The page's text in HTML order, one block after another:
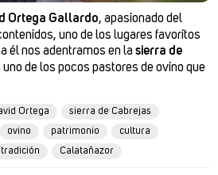
Ortega Gallardo, apasionado del
uno de los lugares favoritos
él nos adentramos en la sierra de
uno de los pocos pastores de ovino que
Ortega
sierra de Cabrejas
ovino patrimonio
cultura
tradición Calatañazor